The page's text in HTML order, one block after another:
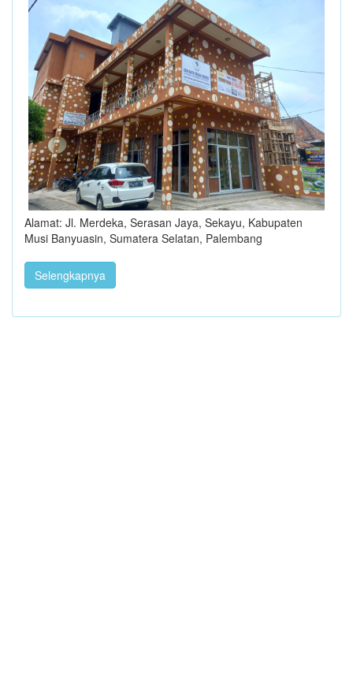
Alamat: Jl. Merdeka, Serasan Jaya, Sekayu, Kabupaten
Musi Banyuasin, Sumatera Selatan, Palembang
Selengkapnya